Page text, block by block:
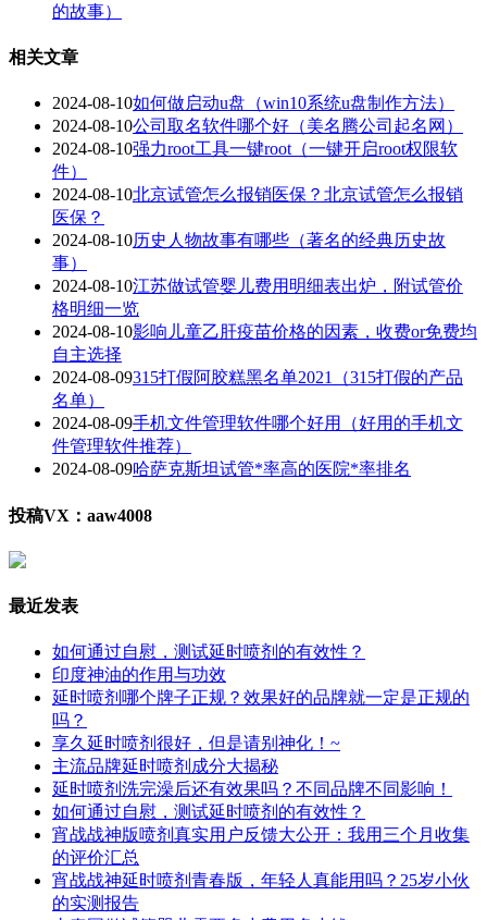
的故事）
相关文章
2024-08-10如何做启动u盘（win10系统u盘制作方法）
2024-08-10公司取名软件哪个好（美名腾公司起名网）
2024-08-10强力root工具一键root（一键开启root权限软
件）
2024-08-10北京试管怎么报销医保？北京试管怎么报销
医保？
2024-08-10历史人物故事有哪些（著名的经典历史故
事）
2024-08-10江苏做试管婴儿费用明细表出炉，附试管价
格明细一览
2024-08-10影响儿童乙肝疫苗价格的因素，收费or免费均
自主选择
2024-08-09315打假阿胶糕黑名单2021（315打假的产品
名单）
2024-08-09手机文件管理软件哪个好用（好用的手机文
件管理软件推荐）
2024-08-09哈萨克斯坦试管*率高的医院*率排名
投稿VX：aaw4008
最近发表
如何通过自慰，测试延时喷剂的有效性？
印度神油的作用与功效
延时喷剂哪个牌子正规？效果好的品牌就一定是正规的
吗？
享久延时喷剂很好，但是请别神化！~
主流品牌延时喷剂成分大揭秘
延时喷剂洗完澡后还有效果吗？不同品牌不同影响！
如何通过自慰，测试延时喷剂的有效性？
宵战战神版喷剂真实用户反馈大公开：我用三个月收集
的评价汇总
宵战战神延时喷剂青春版，年轻人真能用吗？25岁小伙
的实测报告